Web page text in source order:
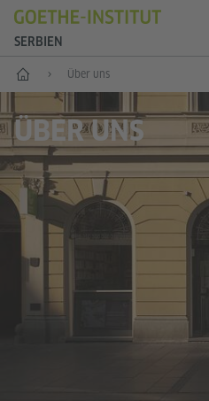
SERBIEN
Start Über uns
ÜBER UNS